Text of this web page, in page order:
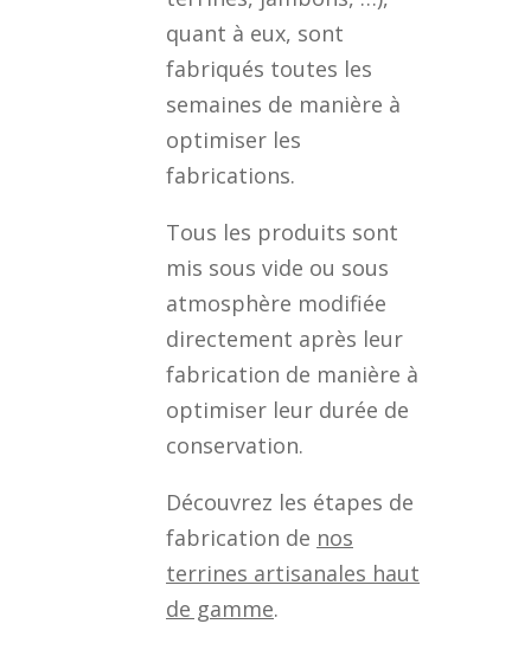
quant à eux, sont
fabriqués toutes les
semaines de manière à
optimiser les
fabrications.
Tous les produits sont
mis sous vide ou sous
atmosphère modifiée
directement après leur
fabrication de manière à
optimiser leur durée de
conservation.
Découvrez les étapes de
fabrication de nos
terrines artisanales haut
de gamme.